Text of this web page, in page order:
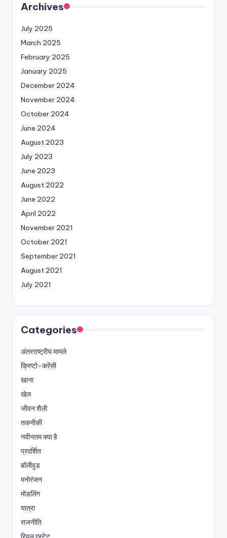
Archives
July 2025
March 2025
February 2025
January 2025
December 2024
November 2024
October 2024
June 2024
August 2023
July 2023
June 2023
August 2022
June 2022
April 2022
November 2021
October 2021
September 2021
August 2021
July 2021
Categories
अंतरराष्ट्रीय मामले
क्रिप्टो-करेंसी
खाना
खेल
जीवन शैली
तकनीकी
नवीनतम क्या है
प्रदर्शित
बॉलीवुड
मनोरंजन
मोडलिंग
यात्रा
राजनीति